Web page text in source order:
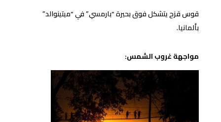
قوس قزح يتشكل فوق بحيرة “بارمسي” في “ميتينوالد”
بألمانيا.
مواجهة غروب الشمس: